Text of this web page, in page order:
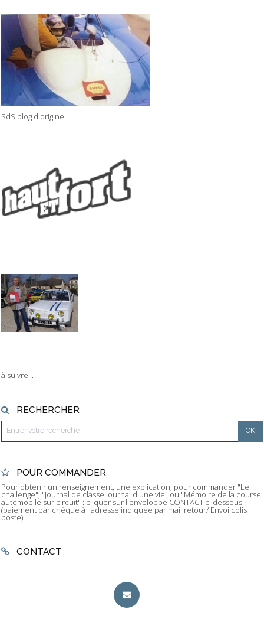
SdS blog d'origine
à suivre...
RECHERCHER
POUR COMMANDER
Pour obtenir un renseignement, une explication, pour commander "Le
challenge", "Journal de classe journal d'une vie" ou "Mémoire de la course
automobile sur circuit" : cliquer sur l'enveloppe CONTACT ci dessous :
(paiement par chèque à l'adresse indiquée par mail retour/ Envoi colis
poste).
CONTACT